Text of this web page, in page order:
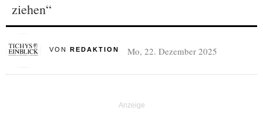
ziehen“
VON REDAKTION Mo, 22. Dezember 2025